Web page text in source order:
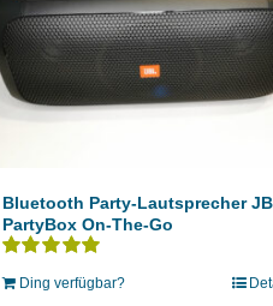
Bluetooth Party-Lautsprecher
PartyBox On-The-Go
Bewertet
mit5.00von 5
Ding verfügbar?